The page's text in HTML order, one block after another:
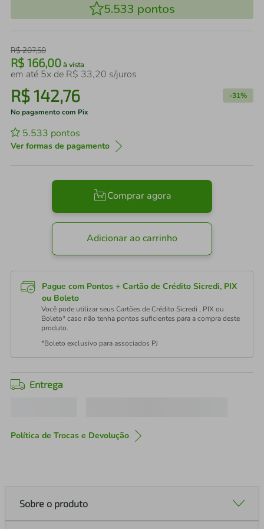
5.533 pontos
R$207,50
R$ 166,00 à vista
em até 5x de R$ 33,20 s/juros
R$142,76 -31%
No pagamento com Pix
5.533 pontos
Ver formas de pagamento
Comprar agora
Adicionar ao carrinho
Pague com Pontos + Cartão de Crédito Sicredi, PIX
ou Boleto
Você pode utilizar seus Cartões de Crédito Sicredi , PIX ou
Boleto* caso não tenha pontos suficientes para a compra deste
produto.
*Boleto exclusivo para associados PJ
Entrega
Política de Trocas e Devolução
Sobre o produto